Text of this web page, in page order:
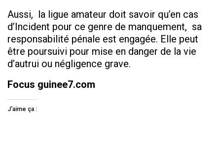
Aussi, la ligue amateur doit savoir qu’en cas
d’Incident pour ce genre de manquement, sa
responsabilité pénale est engagée. Elle peut
être poursuivi pour mise en danger de la vie
d’autrui ou négligence grave.
Focus guinee7.com
J’aime ça :